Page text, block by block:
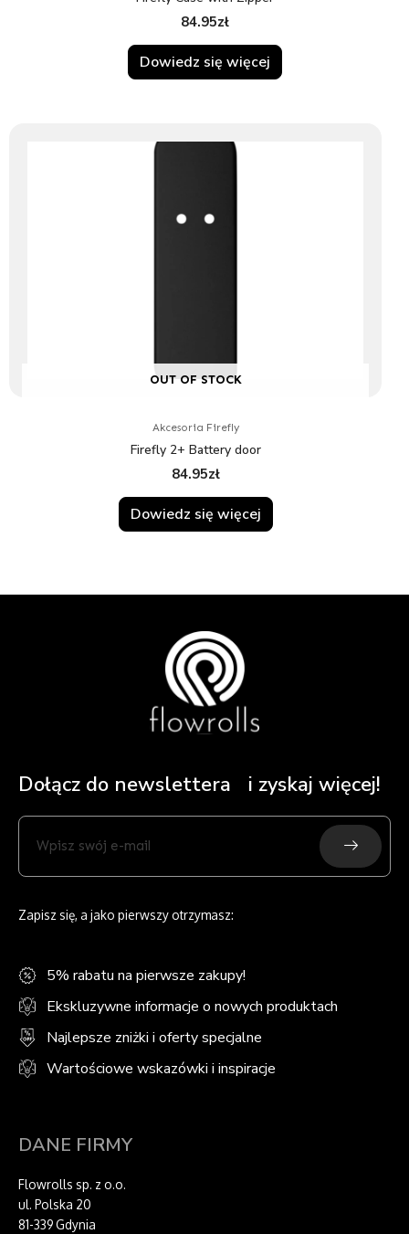
84.95zł
Dowiedz się więcej
OUT OF STOCK
Akcesoria Firefly
Firefly 2+ Battery door
84.95zł
Dowiedz się więcej
Dołącz do newslettera i zyskaj więcej!
swój
e-
Submit
Zapisz się, a jako pierwszy otrzymasz:
5% rabatu na pierwsze zakupy!
Ekskluzywne informacje o nowych produktach
Najlepsze zniżki i oferty specjalne
Wartościowe wskazówki i inspiracje
DANE FIRMY
Flowrolls sp. z o.o.
ul. Polska 20
81-339 Gdynia